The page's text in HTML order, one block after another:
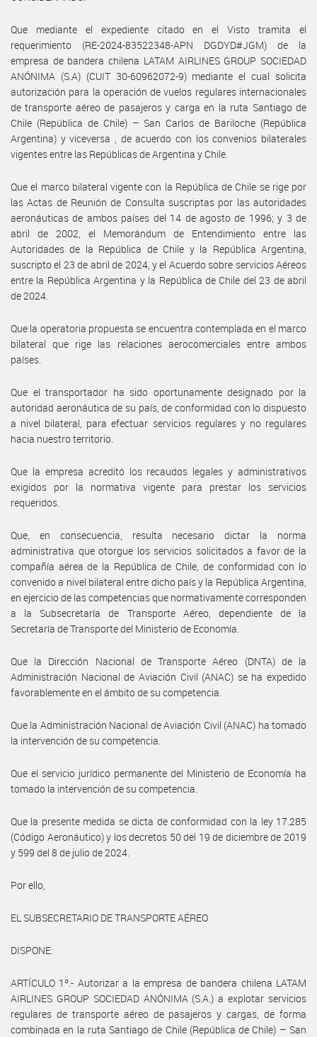
Que mediante el expediente citado en el Visto tramita el
requerimiento (RE-2024-83522348-APN DGDYD#JGM) de la
empresa de bandera chilena LATAM AIRLINES GROUP SOCIEDAD
ANÓNIMA (S.A) (CUIT 30-60962072-9) mediante el cual solicita
autorización para la operación de vuelos regulares internacionales
de transporte aéreo de pasajeros y carga en la ruta Santiago de
Chile (República de Chile) – San Carlos de Bariloche (República
Argentina) y viceversa , de acuerdo con los convenios bilaterales
vigentes entre las Repúblicas de Argentina y Chile.
Que el marco bilateral vigente con la República de Chile se rige por
las Actas de Reunión de Consulta suscriptas por las autoridades
aeronáuticas de ambos países del 14 de agosto de 1996; y 3 de
abril de 2002, el Memorándum de Entendimiento entre las
Autoridades de la República de Chile y la República Argentina,
suscripto el 23 de abril de 2024, y el Acuerdo sobre servicios Aéreos
entre la República Argentina y la República de Chile del 23 de abril
de 2024.
Que la operatoria propuesta se encuentra contemplada en el marco
bilateral que rige las relaciones aerocomerciales entre ambos
países.
Que el transportador ha sido oportunamente designado por la
autoridad aeronáutica de su país, de conformidad con lo dispuesto
a nivel bilateral, para efectuar servicios regulares y no regulares
hacia nuestro territorio.
Que la empresa acreditó los recaudos legales y administrativos
exigidos por la normativa vigente para prestar los servicios
requeridos.
Que, en consecuencia, resulta necesario dictar la norma
administrativa que otorgue los servicios solicitados a favor de la
compañía aérea de la República de Chile, de conformidad con lo
convenido a nivel bilateral entre dicho país y la República Argentina,
en ejercicio de las competencias que normativamente corresponden
a la Subsecretaría de Transporte Aéreo, dependiente de la
Secretaría de Transporte del Ministerio de Economía.
Que la Dirección Nacional de Transporte Aéreo (DNTA) de la
Administración Nacional de Aviación Civil (ANAC) se ha expedido
favorablemente en el ámbito de su competencia.
Que la Administración Nacional de Aviación Civil (ANAC) ha tomado
la intervención de su competencia.
Que el servicio jurídico permanente del Ministerio de Economía ha
tomado la intervención de su competencia.
Que la presente medida se dicta de conformidad con la ley 17.285
(Código Aeronáutico) y los decretos 50 del 19 de diciembre de 2019
y 599 del 8 de julio de 2024.
Por ello,
EL SUBSECRETARIO DE TRANSPORTE AÉREO
DISPONE:
ARTÍCULO 1º.- Autorizar a la empresa de bandera chilena LATAM
AIRLINES GROUP SOCIEDAD ANÓNIMA (S.A.) a explotar servicios
regulares de transporte aéreo de pasajeros y cargas, de forma
combinada en la ruta Santiago de Chile (República de Chile) – San